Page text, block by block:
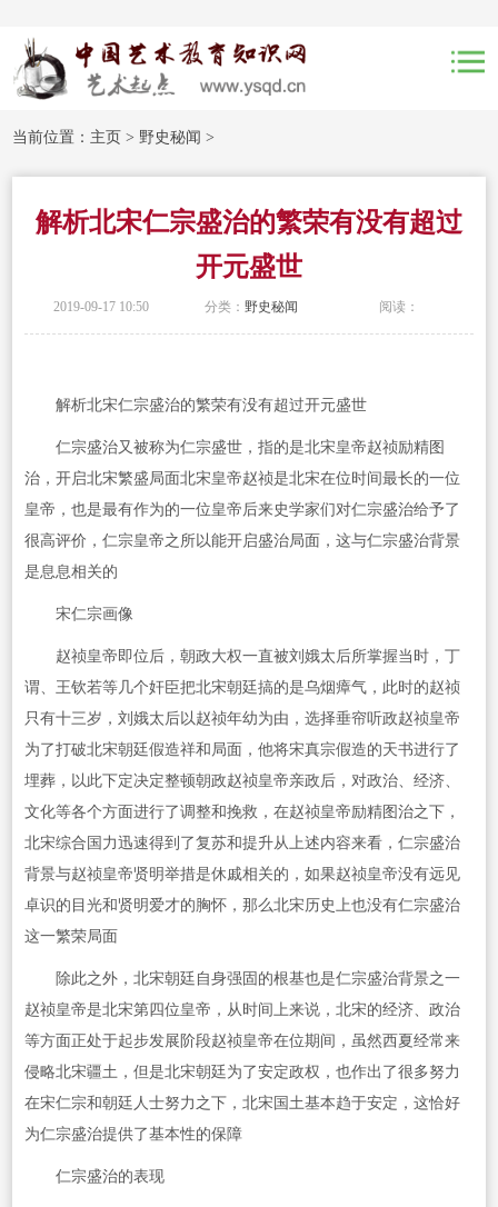
当前位置： 主页 > 野史秘闻 >
解析北宋仁宗盛治的繁荣有没有超过
开元盛世
2019-09-17 10:50 分类： 野史秘闻 阅读：
解析北宋仁宗盛治的繁荣有没有超过开元盛世
仁宗盛治又被称为仁宗盛世，指的是北宋皇帝赵祯励精图
治，开启北宋繁盛局面北宋皇帝赵祯是北宋在位时间最长的一位
皇帝，也是最有作为的一位皇帝后来史学家们对仁宗盛治给予了
很高评价，仁宗皇帝之所以能开启盛治局面，这与仁宗盛治背景
是息息相关的
宋仁宗画像
赵祯皇帝即位后，朝政大权一直被刘娥太后所掌握当时，丁
谓、王钦若等几个奸臣把北宋朝廷搞的是乌烟瘴气，此时的赵祯
只有十三岁，刘娥太后以赵祯年幼为由，选择垂帘听政赵祯皇帝
为了打破北宋朝廷假造祥和局面，他将宋真宗假造的天书进行了
埋葬，以此下定决定整顿朝政赵祯皇帝亲政后，对政治、经济、
文化等各个方面进行了调整和挽救，在赵祯皇帝励精图治之下，
北宋综合国力迅速得到了复苏和提升从上述内容来看，仁宗盛治
背景与赵祯皇帝贤明举措是休戚相关的，如果赵祯皇帝没有远见
卓识的目光和贤明爱才的胸怀，那么北宋历史上也没有仁宗盛治
这一繁荣局面
除此之外，北宋朝廷自身强固的根基也是仁宗盛治背景之一
赵祯皇帝是北宋第四位皇帝，从时间上来说，北宋的经济、政治
等方面正处于起步发展阶段赵祯皇帝在位期间，虽然西夏经常来
侵略北宋疆土，但是北宋朝廷为了安定政权，也作出了很多努力
在宋仁宗和朝廷人士努力之下，北宋国土基本趋于安定，这恰好
为仁宗盛治提供了基本性的保障
仁宗盛治的表现